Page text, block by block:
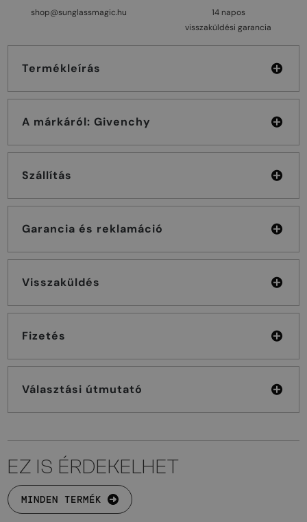
shop@sunglassmagic.hu
14 napos
visszaküldési garancia
Termékleírás
A márkáról: Givenchy
Szállítás
Garancia és reklamáció
Visszaküldés
Fizetés
Választási útmutató
EZ IS ÉRDEKELHET
MINDEN TERMÉK